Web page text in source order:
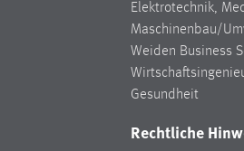
Elektrotechnik,
Maschinenbau/
Weiden Business
Gesundheit
Rechtliche